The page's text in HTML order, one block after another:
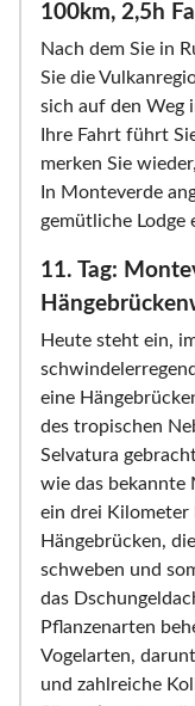
100km, 2,5h
Nach dem Sie in
Sie die
sich auf den Weg
Ihre Fahrt führt
merken Sie
In Monteverde
gemütliche Lodge
11. Tag:
Heute steht ein,
eine
des tropischen
Selvatura
wie das bekannte
ein drei Kilometer
Hängebrücken,
schweben und
das
Pflanzenarten
Vogelarten,
und zahlreiche